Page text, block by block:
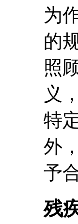
为
的
照
义
特
外
予
残